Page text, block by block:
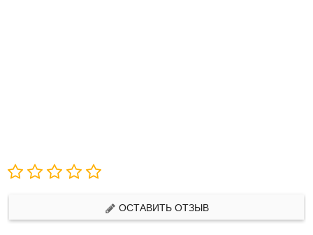
ОСТАВИТЬ ОТЗЫВ